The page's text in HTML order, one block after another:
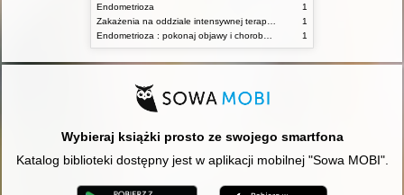
Endometrioza
1
1
1
Wybieraj książki prosto ze swojego smartfona
Katalog biblioteki dostępny jest w aplikacji mobilnej "Sowa MOBI".